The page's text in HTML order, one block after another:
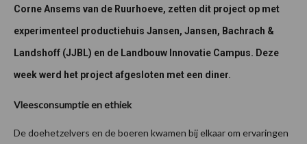
Corne Ansems van de Ruurhoeve, zetten dit project op met
experimenteel productiehuis Jansen, Jansen, Bachrach &
Landshoff (JJBL) en de Landbouw Innovatie Campus. Deze
week werd het project afgesloten met een diner.
Vleesconsumptie en ethiek
De doehetzelvers en de boeren kwamen bij elkaar om ervaringen